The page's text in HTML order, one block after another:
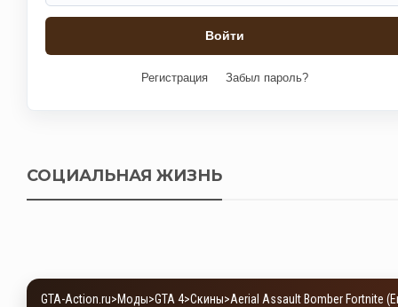
Регистрация Забыл пароль?
СОЦИАЛЬНАЯ ЖИЗНЬ
GTA-Action.ru>Моды>GTA 4>Скины>Aerial Assault Bomber Fortnite